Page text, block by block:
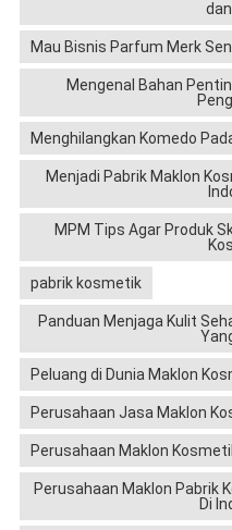
Mau Bisnis Parfum Merk
Mengenal Bahan
Menghilangkan Komedo
Menjadi Pabrik Maklon
MPM Tips Agar Produk
pabrik kosmetik
Panduan Menjaga Kulit
Peluang di Dunia Maklon
Perusahaan Jasa Maklon
Perusahaan Maklon
Perusahaan Maklon Pabrik
Di